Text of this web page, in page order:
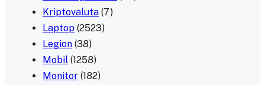
Kriptovaluta (7)
Laptop (2523)
Legion (38)
Mobil (1258)
Monitor (182)